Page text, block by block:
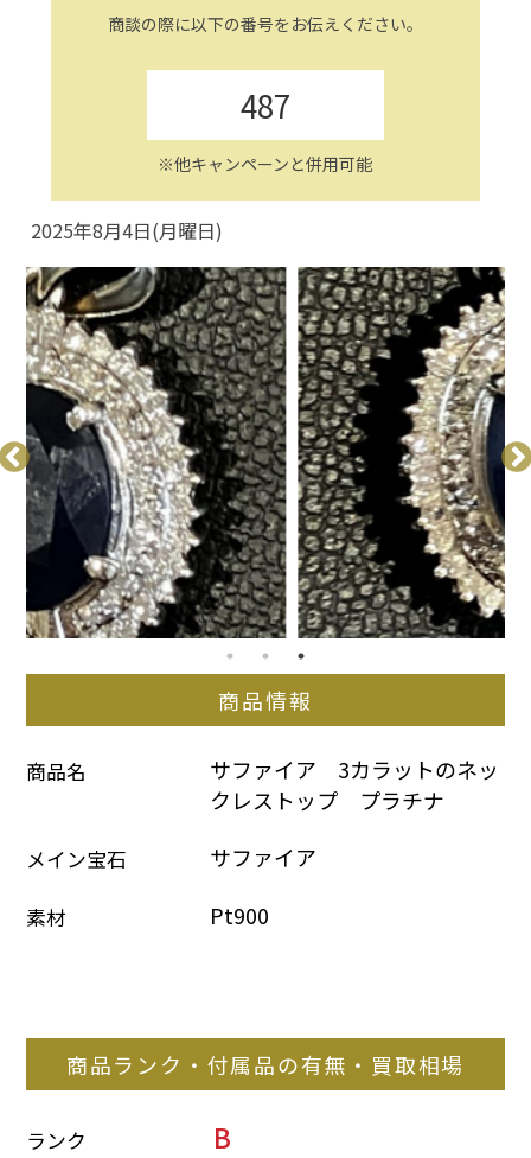
商談の際に以下の番号をお伝えください。
487
※他キャンペーンと併用可能
2025年8月4日(月曜日)
商品情報
商品名
サファイア　3カラットのネッ
クレストップ　プラチナ
メイン宝石 サファイア
素材 Pt900
商品ランク・付属品の有無・買取相場
ランク B